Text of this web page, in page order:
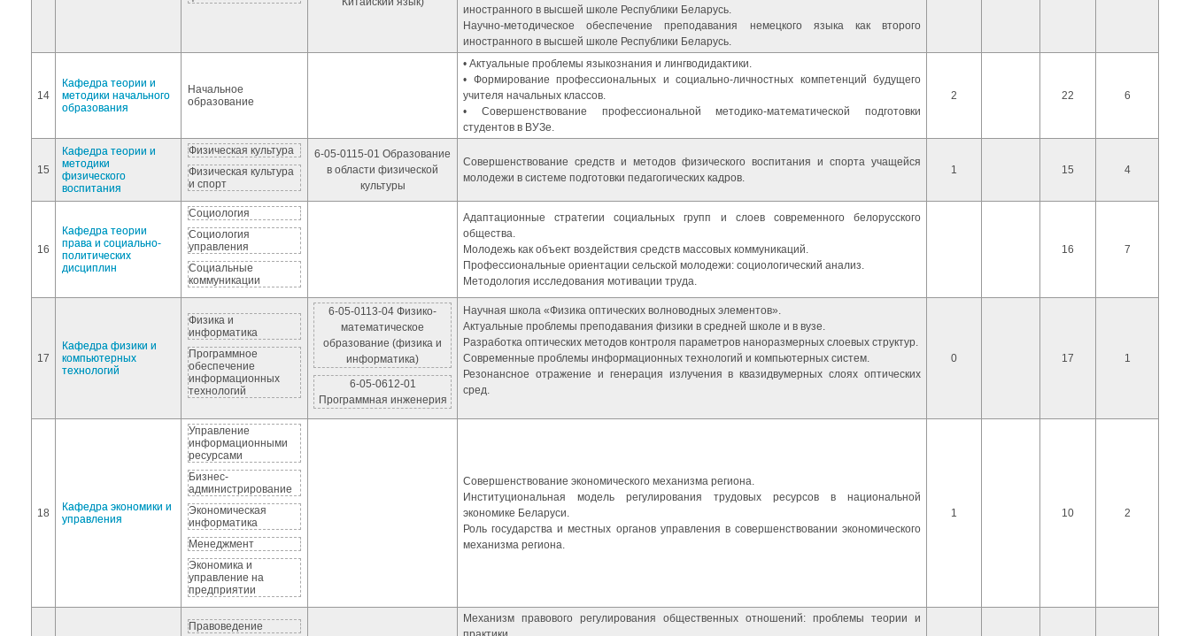
иностранного в высшей школе Республики Беларусь.
Научно-методическое обеспечение преподавания немецкого языка как второго
иностранного в высшей школе Республики Беларусь.
14
Кафедра теории и
методики начального
образования
Начальное
образование
• Актуальные проблемы языкознания и лингводидактики.
• Формирование профессиональных и социально-личностных компетенций будущего
учителя начальных классов.
• Совершенствование профессиональной методико-математической подготовки
студентов в ВУЗе.
2 22 6
15
Кафедра теории и
методики
физического
воспитания
Физическая культура
Физическая культура
и спорт
6-05-0115-01 Образование
в области физической
культуры
Совершенствование средств и методов физического воспитания и спорта учащейся
молодежи в системе подготовки педагогических кадров.
1 15 4
16
Кафедра теории
права и социально-
политических
дисциплин
Социология
Социология
управления
Социальные
коммуникации
Адаптационные стратегии социальных групп и слоев современного белорусского
общества.
Молодежь как объект воздействия средств массовых коммуникаций.
Профессиональные ориентации сельской молодежи: социологический анализ.
Методология исследования мотивации труда.
16 7
17
Кафедра физики и
компьютерных
технологий
Физика и
информатика
Программное
обеспечение
информационных
технологий
6-05-0113-04 Физико-
математическое
образование (физика и
информатика)
6-05-0612-01
Программная инженерия
Научная школа «Физика оптических волноводных элементов».
Актуальные проблемы преподавания физики в средней школе и в вузе.
Разработка оптических методов контроля параметров наноразмерных слоевых структур.
Современные проблемы информационных технологий и компьютерных систем.
Резонансное отражение и генерация излучения в квазидвумерных слоях оптических
сред.
0 17 1
18
Кафедра экономики и
управления
Управление
информационными
ресурсами
Бизнес-
администрирование
Экономическая
информатика
Менеджмент
Экономика и
управление на
предприятии
Совершенствование экономического механизма региона.
Институциональная модель регулирования трудовых ресурсов в национальной
экономике Беларуси.
Роль государства и местных органов управления в совершенствовании экономического
механизма региона.
1 10 2
Правоведение
Механизм правового регулирования общественных отношений: проблемы теории и